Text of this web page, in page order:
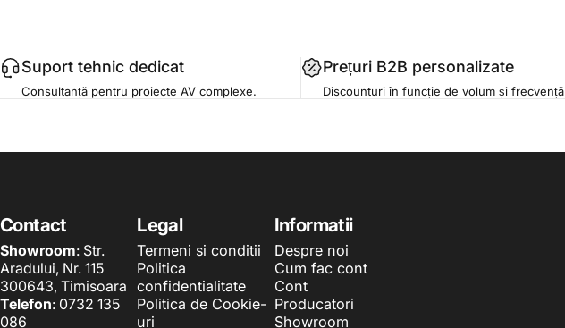
Suport tehnic dedicat
Consultanță pentru proiecte AV complexe.
Prețuri B2B personalizate
Discounturi în funcție de volum și frecvență
Contact
Showroom: Str.
Aradului, Nr. 115
300643, Timisoara
Telefon: 0732 135
086
Legal
Termeni si conditii
Politica
confidentialitate
Politica de Cookie-
uri
Informatii
Despre noi
Cum fac cont
Cont
Producatori
Showroom